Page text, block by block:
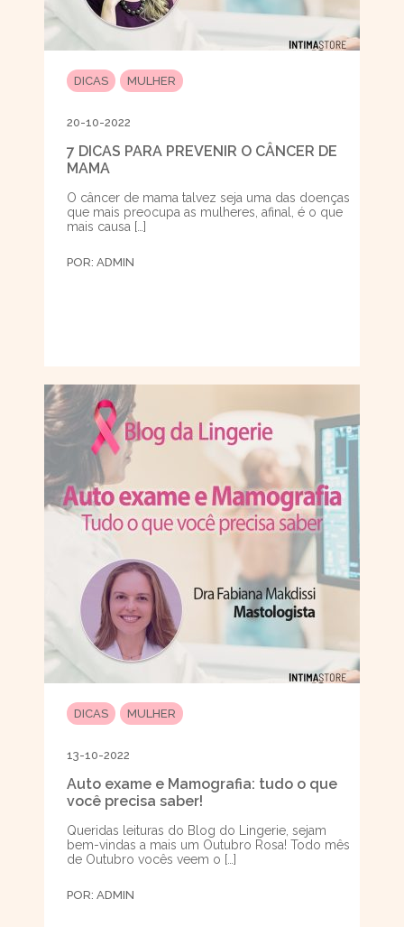
DICAS MULHER
20-10-2022
7 DICAS PARA PREVENIR O CÂNCER DE
MAMA
O câncer de mama talvez seja uma das doenças
que mais preocupa as mulheres, afinal, é o que
mais causa […]
POR: ADMIN
DICAS MULHER
13-10-2022
Auto exame e Mamografia: tudo o que
você precisa saber!
Queridas leituras do Blog do Lingerie, sejam
bem-vindas a mais um Outubro Rosa! Todo mês
de Outubro vocês veem o […]
POR: ADMIN